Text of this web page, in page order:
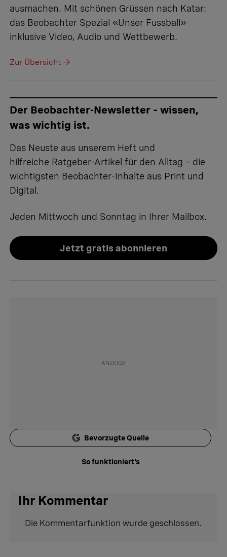
ausmachen. Mit schönen Grüssen nach Katar:
das Beobachter Spezial «Unser Fussball»
inklusive Video, Audio und Wettbewerb.
Zur Übersicht →
Der Beobachter-Newsletter – wissen,
was wichtig ist.
Das Neuste aus unserem Heft und
hilfreiche Ratgeber-Artikel für den Alltag – die
wichtigsten Beobachter-Inhalte aus Print und
Digital.
Jeden Mittwoch und Sonntag in Ihrer Mailbox.
Jetzt gratis abonnieren
Bevorzugte Quelle
So funktioniert's
Ihr Kommentar
Die Kommentarfunktion wurde geschlossen.